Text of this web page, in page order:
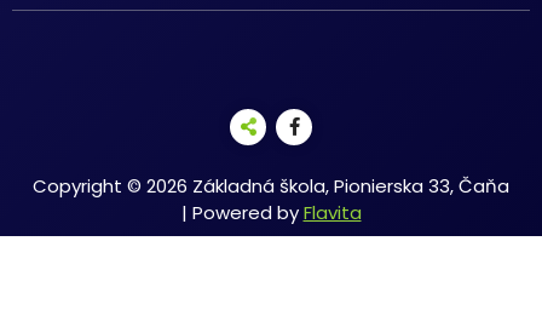
Copyright © 2026 Základná škola, Pionierska 33, Čaňa
| Powered byFlavita